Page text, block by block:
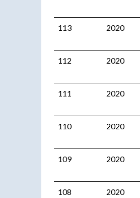
113 2020
112 2020
111 2020
110 2020
109 2020
108 2020